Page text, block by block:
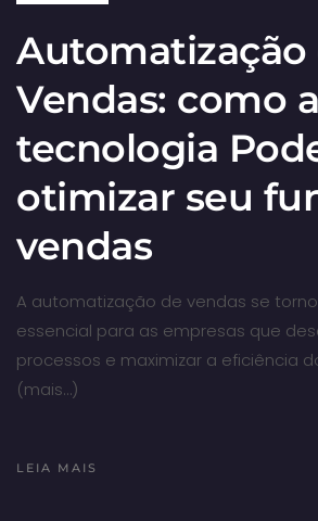
Automatização
Vendas: como a
tecnologia
otimizar seu
vendas
A automatização de vendas se
essencial para as empresas que
processos e maximizar a eficiência
(mais…)
LEIA MAIS